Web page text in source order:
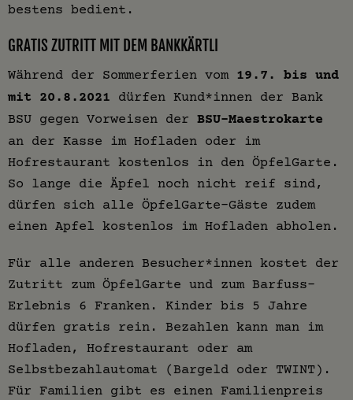
bestens bedient.
GRATIS ZUTRITT MIT DEM BANKKÄRTLI
Während der Sommerferien vom 19.7. bis und
mit 20.8.2021 dürfen Kund*innen der Bank
BSU gegen Vorweisen der BSU-Maestrokarte
an der Kasse im Hofladen oder im
Hofrestaurant kostenlos in den ÖpfelGarte.
So lange die Äpfel noch nicht reif sind,
dürfen sich alle ÖpfelGarte-Gäste zudem
einen Apfel kostenlos im Hofladen abholen.
Für alle anderen Besucher*innen kostet der
Zutritt zum ÖpfelGarte und zum Barfuss-
Erlebnis 6 Franken. Kinder bis 5 Jahre
dürfen gratis rein. Bezahlen kann man im
Hofladen, Hofrestaurant oder am
Selbstbezahlautomat (Bargeld oder TWINT).
Für Familien gibt es einen Familienpreis